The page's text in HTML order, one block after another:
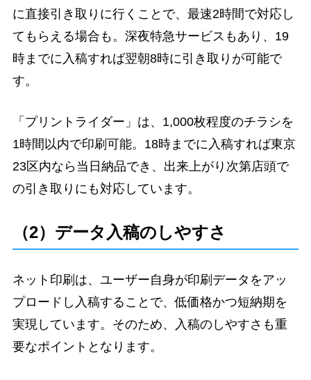
に直接引き取りに行くことで、最速2時間で対応し
てもらえる場合も。深夜特急サービスもあり、19
時までに入稿すれば翌朝8時に引き取りが可能で
す。
「プリントライダー」は、1,000枚程度のチラシを
1時間以内で印刷可能。18時までに入稿すれば東京
23区内なら当日納品でき、出来上がり次第店頭で
の引き取りにも対応しています。
（2）データ入稿のしやすさ
ネット印刷は、ユーザー自身が印刷データをアッ
プロードし入稿することで、低価格かつ短納期を
実現しています。そのため、入稿のしやすさも重
要なポイントとなります。